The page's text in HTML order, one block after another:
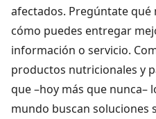
afectados. Pregúntate qué
cómo puedes entregar
información o servicio.
productos nutricionales y
que –hoy más que nunca–
mundo buscan soluciones